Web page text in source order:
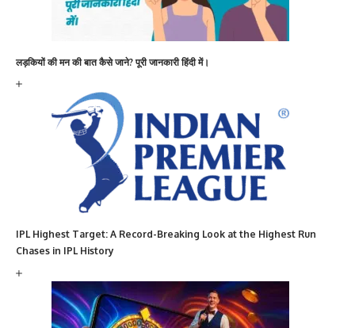
लड़कियों की मन की बात कैसे जाने? पूरी जानकारी हिंदी में।
IPL Highest Target: A Record-Breaking Look at the Highest Run
Chases in IPL History